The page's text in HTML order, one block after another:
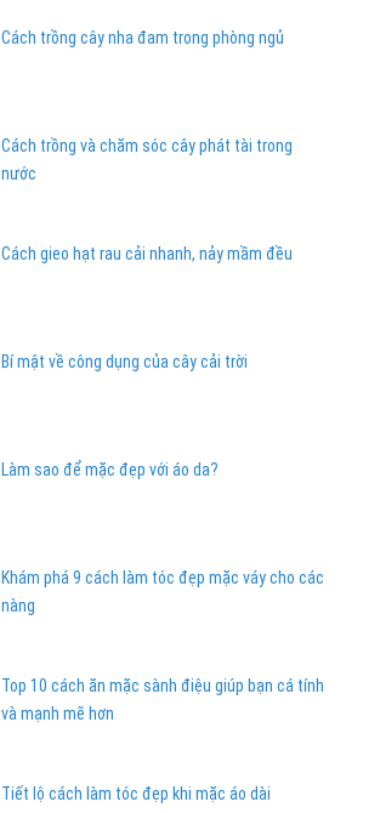
Cách trồng cây nha đam trong phòng ngủ
Cách trồng và chăm sóc cây phát tài trong
nước
Cách gieo hạt rau cải nhanh, nảy mầm đều
Bí mật về công dụng của cây cải trời
Làm sao để mặc đẹp với áo da?
Khám phá 9 cách làm tóc đẹp mặc váy cho các
nàng
Top 10 cách ăn mặc sành điệu giúp bạn cá tính
và mạnh mẽ hơn
Tiết lộ cách làm tóc đẹp khi mặc áo dài